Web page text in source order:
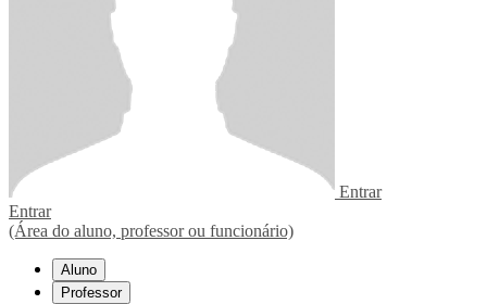
Entrar
Entrar
(Área do aluno, professor ou funcionário)
Aluno
Professor